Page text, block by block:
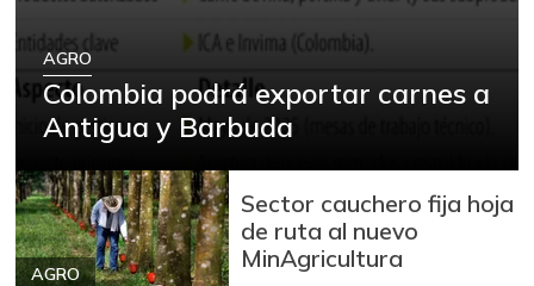
AGRO
Colombia podrá exportar carnes a
Antigua y Barbuda
AGRO
Sector cauchero fija hoja
de ruta al nuevo
MinAgricultura